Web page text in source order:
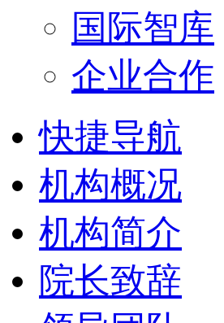
国际智库
企业合作
快捷导航
机构概况
机构简介
院长致辞